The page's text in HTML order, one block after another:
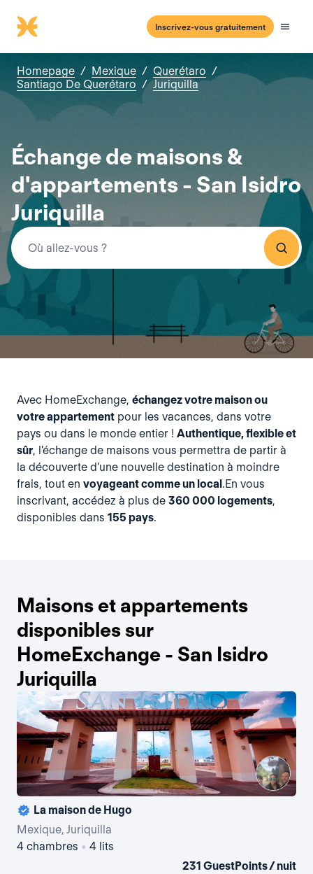
Inscrivez-vous gratuitement
Homepage / Mexique / Querétaro /
Santiago De Querétaro / Juriquilla
Échange de maisons &
d'appartements - San Isidro
Juriquilla
Avec HomeExchange, échangez votre maison ou
votre appartement pour les vacances, dans votre
pays ou dans le monde entier ! Authentique, flexible et
sûr, l'échange de maisons vous permettra de partir à
la découverte d’une nouvelle destination à moindre
frais, tout en voyageant comme un local.En vous
inscrivant, accédez à plus de 360 000 logements,
disponibles dans 155 pays.
Maisons et appartements
disponibles sur
HomeExchange - San Isidro
Juriquilla
La maison de Hugo
Mexique, Juriquilla
4 chambres • 4 lits
231 GuestPoints / nuit